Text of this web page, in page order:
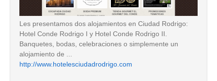
Les presentamos dos alojamientos en Ciudad Rodrigo:
Hotel Conde Rodrigo I y Hotel Conde Rodrigo II.
Banquetes, bodas, celebraciones o simplemente un
alojamiento de ...
http://www.hotelesciudadrodrigo.com